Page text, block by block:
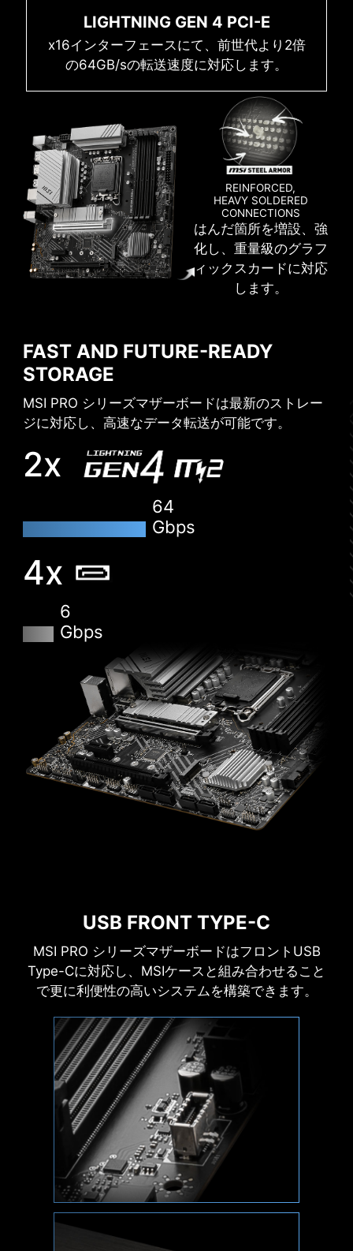
LIGHTNING GEN 4 PCI-E
x16インターフェースにて、前世代より2倍
の64GB/sの転送速度に対応します。
REINFORCED,
HEAVY SOLDERED
CONNECTIONS
はんだ箇所を増設、強
化し、重量級のグラフ
ィックスカードに対応
します。
FAST AND FUTURE-READY
STORAGE
MSI PRO シリーズマザーボードは最新のストレー
ジに対応し、高速なデータ転送が可能です。
2x
64
Gbps
4x
6
Gbps
USB FRONT TYPE-C
MSI PRO シリーズマザーボードはフロントUSB
Type-Cに対応し、MSIケースと組み合わせること
で更に利便性の高いシステムを構築できます。
やHTMLなどの複数のフォーマットでファイルに保
存することができます。
CLICK BIOS 5
EZ-MODE
XMP
XMPプロファイルを選択すると自動でメモリのオ
ーバークロックが可能です。
VMD (VOLUME MANAGEMENT
DEVICE)
PCIeバスからNVMe SSDを直接制御・管理できる
ようになります。
HARDWARE MONITOR
数の設定を行うことが可能です。
MEMORY TRY IT
プリセットを選ぶことで、簡単且つ自由にメモリ
OC設定を読み込むことが可能です。
SEARCH & FAVORITES
右上に配置した検索＆お気に入りオプションを利
用すると、BIOSメニューを素早く移動することが
できます。